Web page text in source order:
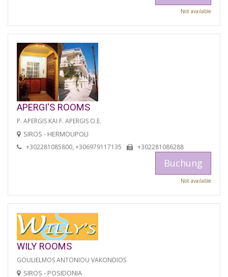
Not available
APERGI'S ROOMS
P. APERGIS KAI F. APERGIS O.E.
SIROS - HERMOUPOLI
+302281085800, +306979117135 +302281086288
Buchung
Not available
WILY ROOMS
GOULIELMOS ANTONIOU VAKONDIOS
SIROS - POSIDONIA